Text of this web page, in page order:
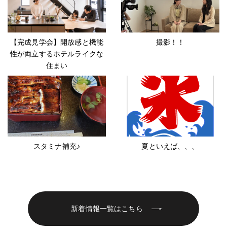
【完成見学会】開放感と機能
性が両立するホテルライクな
住まい
撮影！！
スタミナ補充♪ 夏といえば、、、
新着情報一覧はこちら